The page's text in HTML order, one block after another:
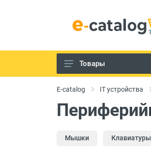
Телефония и гаджеты
IT устройства
Телевизоры, Аудио-Видео
Товары
E-catalog IT устройства
Мышки Клавиатуры